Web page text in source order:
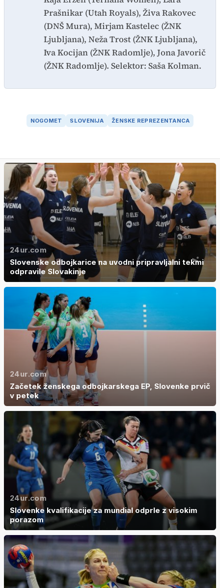
Prašnikar (Utah Royals), Živa Rakovec
(DNŠ Mura), Mirjam Kastelec (ŽNK
Ljubljana), Neža Trost (ŽNK Ljubljana),
Iva Kocijan (ŽNK Radomlje), Jona Javorič
(ŽNK Radomlje). Selektor: Saša Kolman.
NOGOMET SLOVENIJA ŽENSKE REPREZENTANCA
24ur.com
Slovenske odbojkarice na uvodni pripravljalni tekmi
odpravile Slovakinje
24ur.com
Začetek ženskega odbojkarskega EP, Slovenke prvič
v petek
24ur.com
Slovenke kvalifikacije za mundial odprle z visokim
porazom